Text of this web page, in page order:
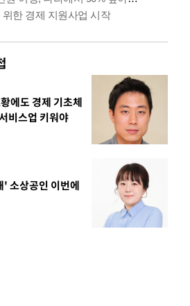
속도 높여야…폭염 문제도 입추 코앞인데
에도 경제 기초체
비스업 키워야
' 소상공인 이번에